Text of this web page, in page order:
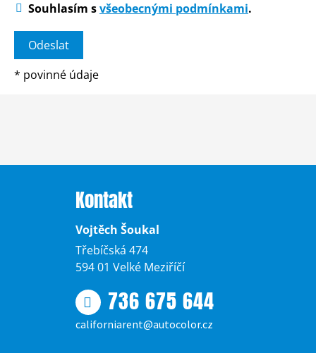
Souhlasím svšeobecnými podmínkami.
* povinné údaje
Kontakt
Vojtěch Šoukal
Třebíčská 474
594 01 Velké Meziříčí
736 675 644
californiarent@autocolor.cz